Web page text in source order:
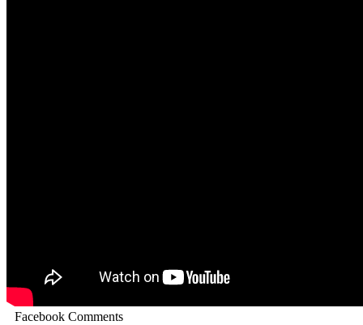
Facebook Comments